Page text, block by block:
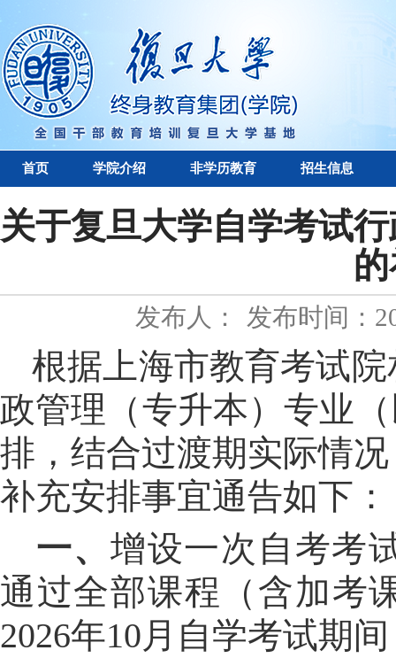
首页 学院介绍 非学历教育 招生信息
关于复旦大学自学考试
发布人： 发布时间：
根据上海市教育考试
政管理（专升本）专业
排，结合过渡期实际情
补充安排事宜通告如下：
一、 增设一次自考考
通过全部课程（含加考
2026年10月自学考试期